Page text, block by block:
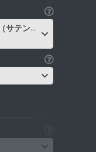
テン）